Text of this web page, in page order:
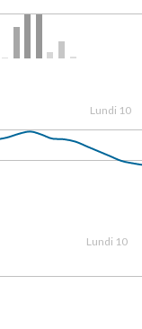
Lundi 10
Lundi 10